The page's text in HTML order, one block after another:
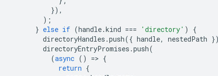
}),
);
} else if (handle.kind === 'directory' )
{
directoryHandles .push({ handle, nestedPath
directoryEntryPromises .push(
(async () => {
return {